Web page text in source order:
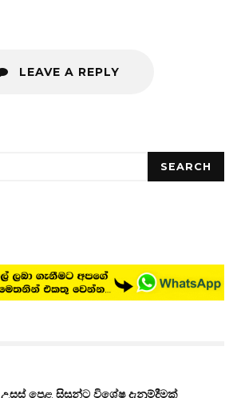
LEAVE A REPLY
SEARCH
උසස් පෙළ සිසුන්ට විශේෂ දැනුම්දීමක්